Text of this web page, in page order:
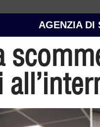
AGENZIA DI